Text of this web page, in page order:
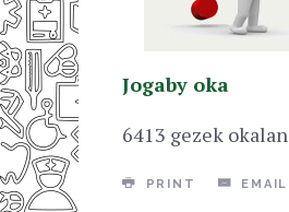
Jogaby oka
6413 gezek okalan
PRINT EMAIL